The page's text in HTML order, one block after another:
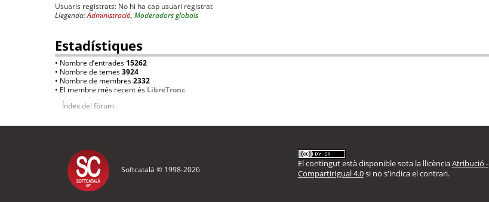
Usuaris registrats: No hi ha cap usuari registrat
Llegenda:Administració, Moderadors globals
Estadístiques
• Nombre d’entrades 15262
• Nombre de temes3924
• Nombre de membres2332
• El membre més recent és LibreTronc
Índex del fòrum
Softcatalà © 1998-2026
El contingut està disponible sota la llicènciaAtribució -
CompartirIgual 4.0si no s'indica el contrari.